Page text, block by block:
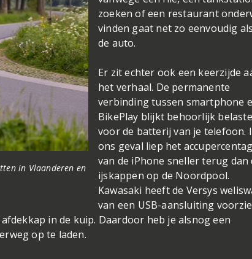
in Vlaanderen en
Vooral tijdens langere ritten
het systeem volledig tot zijn
Even een alternatieve route
zoeken of een restaurant
vinden gaat net zo eenvoudig
de auto.
Er zit echter ook een keerzijde
het verhaal. De permanente
verbinding tussen smartphone
BikePlay blijkt behoorlijk
voor de batterij van je telefoon.
ons geval liep het
van de iPhone sneller terug dan
ijskappen op de Noordpool.